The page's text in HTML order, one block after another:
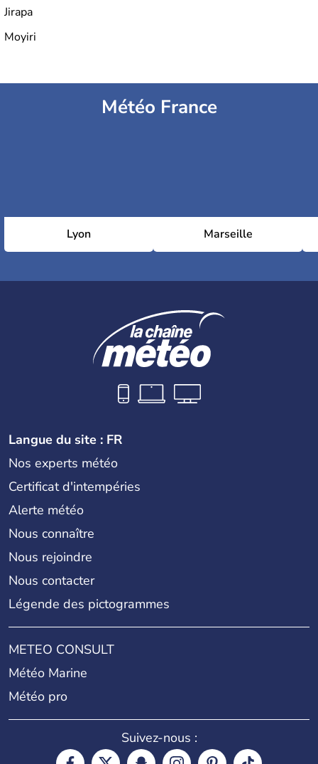
Jirapa
Moyiri
Météo France
Lyon Marseille
Langue du site : FR
Nos experts météo
Certificat d'intempéries
Alerte météo
Nous connaître
Nous rejoindre
Nous contacter
Légende des pictogrammes
METEO CONSULT
Météo Marine
Météo pro
Suivez-nous :